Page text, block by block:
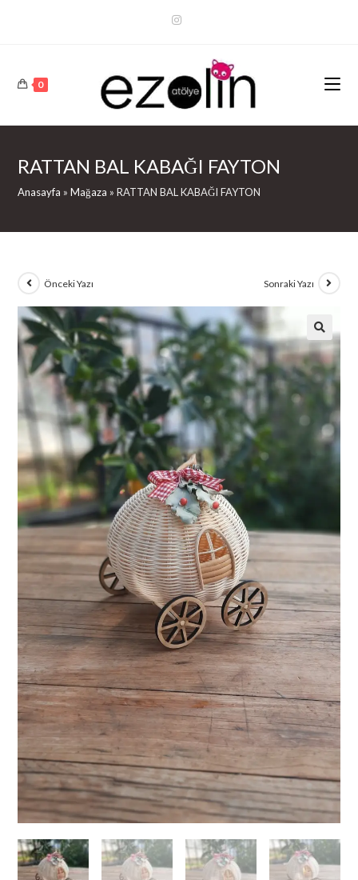
0
RATTAN BAL KABAĞI FAYTON
Anasayfa »Mağaza »RATTAN BAL KABAĞI FAYTON
Önceki Yazı Sonraki Yazı
🔍